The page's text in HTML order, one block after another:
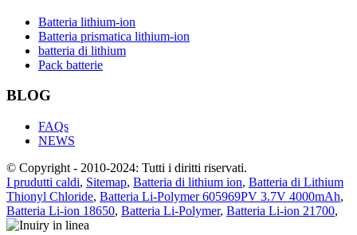
Batteria lithium-ion
Batteria prismatica lithium-ion
batteria di lithium
Pack batterie
BLOG
FAQs
NEWS
© Copyright - 2010-2024: Tutti i diritti riservati.
I prudutti caldi, Sitemap, Batteria di lithium ion, Batteria di Lithium
Thionyl Chloride, Batteria Li-Polymer 605969PV 3.7V 4000mAh,
Batteria Li-ion 18650, Batteria Li-Polymer, Batteria Li-ion 21700,